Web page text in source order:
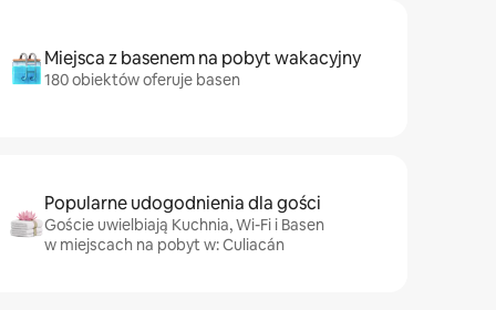
Miejsca z basenem na pobyt wakacyjny
180 obiektów oferuje basen
Popularne udogodnienia dla gości
Goście uwielbiają Kuchnia, Wi-Fi i Basen
w miejscach na pobyt w: Culiacán